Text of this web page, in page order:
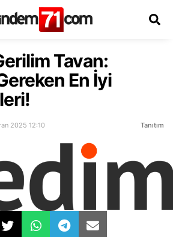
Tavan:
En İyi
2025 12:10 Tanıtım